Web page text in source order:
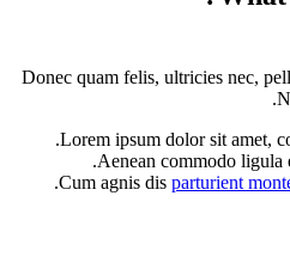
Donec quam felis, ultricies nec,
Lorem ipsum dolor sit amet,
Aenean commodo ligula
Cum agnis dis parturient